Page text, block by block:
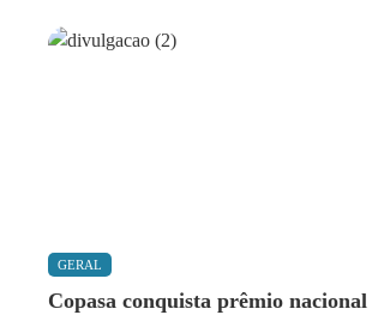
GERAL
Copasa conquista prêmio nacional